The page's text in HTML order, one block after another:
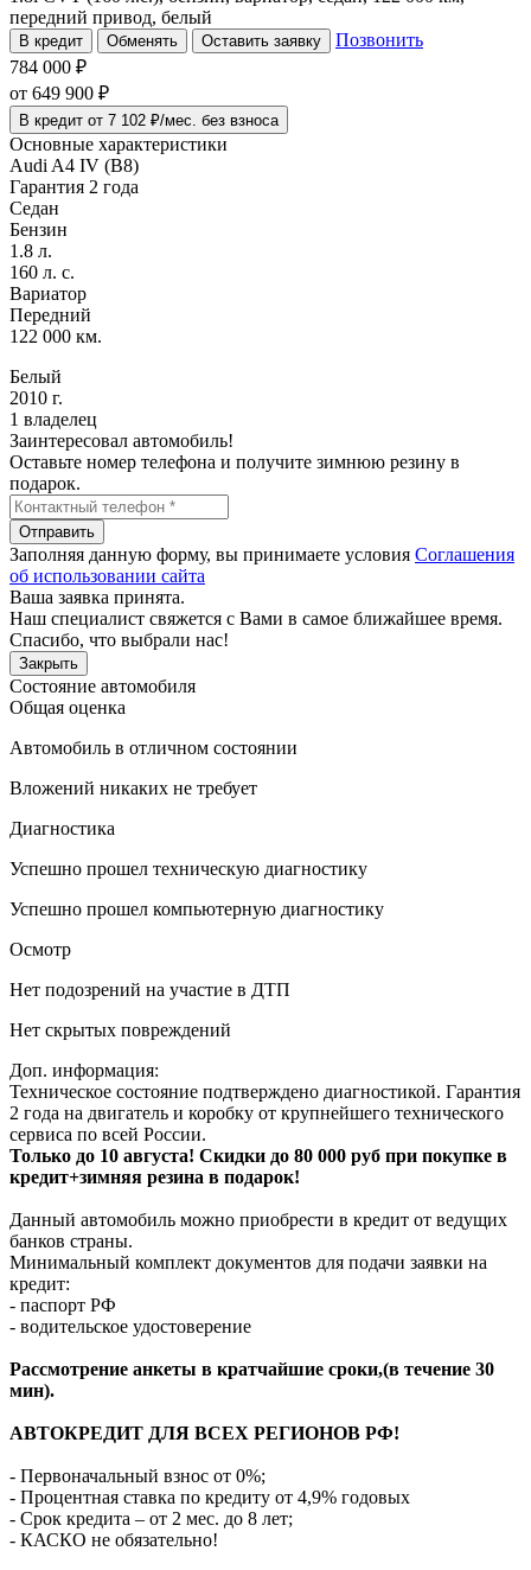
передний привод, белый
В кредит Обменять Оставить заявку
Позвонить
784 000 ₽
от 649 900 ₽
В кредит от 7 102 ₽/мес. без взноса
Основные характеристики
Audi A4 IV (B8)
Гарантия 2 года
Седан
Бензин
1.8 л.
160 л. с.
Вариатор
Передний
122 000 км.
Белый
2010 г.
1 владелец
Заинтересовал автомобиль!
Оставьте номер телефона и получите зимнюю резину в
подарок.
Отправить
Заполняя данную форму, вы принимаете условия Соглашения
об использовании сайта
Ваша заявка принята.
Наш специалист свяжется с Вами в самое ближайшее время.
Спасибо, что выбрали нас!
Закрыть
Состояние автомобиля
Общая оценка
Автомобиль в отличном состоянии
Вложений никаких не требует
Диагностика
Успешно прошел техническую диагностику
Успешно прошел компьютерную диагностику
Осмотр
Нет подозрений на участие в ДТП
Нет скрытых повреждений
Доп. информация:
Техническое состояние подтверждено диагностикой. Гарантия
2 года на двигатель и коробку от крупнейшего технического
сервиса по всей России.
Только до 10 августа! Скидки до 80 000 руб при покупке в
кредит+зимняя резина в подарок!
Данный автомобиль можно приобрести в кредит от ведущих
банков страны.
Минимальный комплект документов для подачи заявки на
кредит:
- паспорт РФ
- водительское удостоверение
Рассмотрение анкеты в кратчайшие сроки,(в течение 30
мин).
АВТОКРЕДИТ ДЛЯ ВСЕХ РЕГИОНОВ РФ!
- Первоначальный взнос от 0%;
- Процентная ставка по кредиту от 4,9% годовых
- Срок кредита – от 2 мес. до 8 лет;
- КАСКО не обязательно!